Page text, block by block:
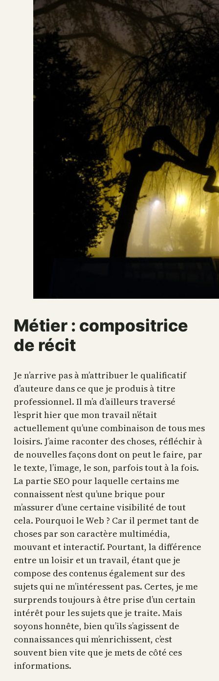
Métier : compositrice
de récit
Je n’arrive pas à m’attribuer le qualificatif
d’auteure dans ce que je produis à titre
professionnel. Il m’a d’ailleurs traversé
l’esprit hier que mon travail n’était
actuellement qu’une combinaison de tous mes
loisirs. J’aime raconter des choses, réfléchir à
de nouvelles façons dont on peut le faire, par
le texte, l’image, le son, parfois tout à la fois.
La partie SEO pour laquelle certains me
connaissent n’est qu’une brique pour
m’assurer d’une certaine visibilité de tout
cela. Pourquoi le Web ? Car il permet tant de
choses par son caractère multimédia,
mouvant et interactif. Pourtant, la différence
entre un loisir et un travail, étant que je
compose des contenus également sur des
sujets qui ne m’intéressent pas. Certes, je me
surprends toujours à être prise d’un certain
intérêt pour les sujets que je traite. Mais
soyons honnête, bien qu’ils s’agissent de
connaissances qui m’enrichissent, c’est
souvent bien vite que je mets de côté ces
informations.